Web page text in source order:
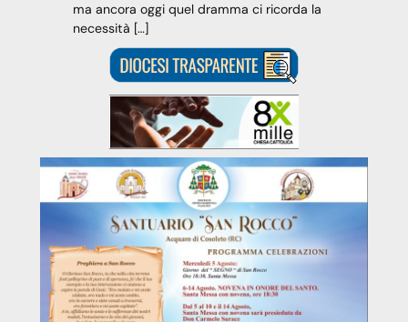
ma ancora oggi quel dramma ci ricorda la
necessità […]